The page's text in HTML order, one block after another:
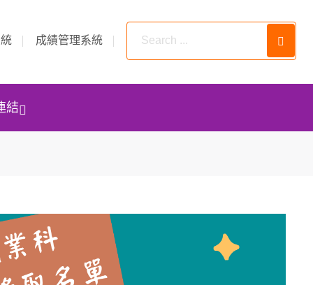
成績管理系統
結